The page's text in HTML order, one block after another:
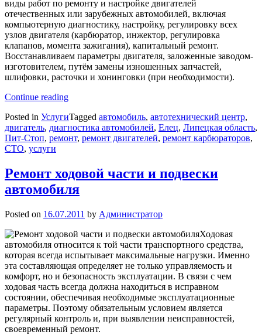
виды работ по ремонту и настройке двигателей
отечественных или зарубежных автомобилей, включая
компьютерную диагностику, настройку, регулировку всех
узлов двигателя (карбюратор, инжектор, регулировка
клапанов, момента зажигания), капитальный ремонт.
Восстанавливаем параметры двигателя, заложенные заводом-
изготовителем, путём замены изношенных запчастей,
шлифовки, расточки и хонинговки (при необходимости).
Continue reading«Ремонт
автомобиля»
Posted in УслугиTagged автомобиль, автотехнический центр,
двигатель, диагностика автомобилей, Елец, Липецкая область,
Пит-Стоп, ремонт, ремонт двигателей, ремонт карбюраторов,
СТО, услуги
Ремонт ходовой части и подвески
автомобиля
Posted on 16.07.2011 by Администратор
Ходовая
автомобиля относится к той части транспортного средства,
которая всегда испытывает максимальные нагрузки. Именно
эта составляющая определяет не только управляемость и
комфорт, но и безопасность эксплуатации. В связи с чем
ходовая часть всегда должна находиться в исправном
состоянии, обеспечивая необходимые эксплуатационные
параметры. Поэтому обязательным условием является
регулярный контроль и, при выявлении неисправностей,
своевременный ремонт.